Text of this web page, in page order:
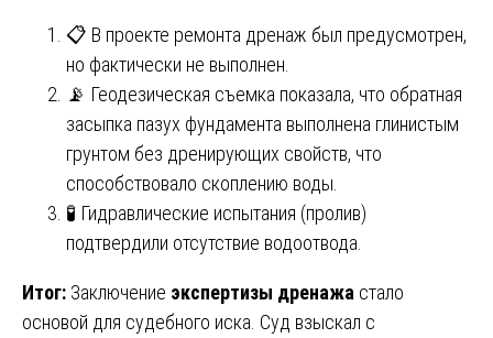
📋 В проекте ремонта дренаж был предусмотрен,
но фактически не выполнен.
📡 Геодезическая съемка показала, что обратная
засыпка пазух фундамента выполнена глинистым
грунтом без дренирующих свойств, что
способствовало скоплению воды.
🧪 Гидравлические испытания (пролив)
подтвердили отсутствие водоотвода.
Итог: Заключение экспертизы дренажа стало
основой для судебного иска. Суд взыскал с